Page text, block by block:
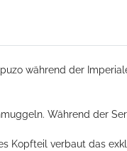
während der
Während der
Kopfteil verbaut das